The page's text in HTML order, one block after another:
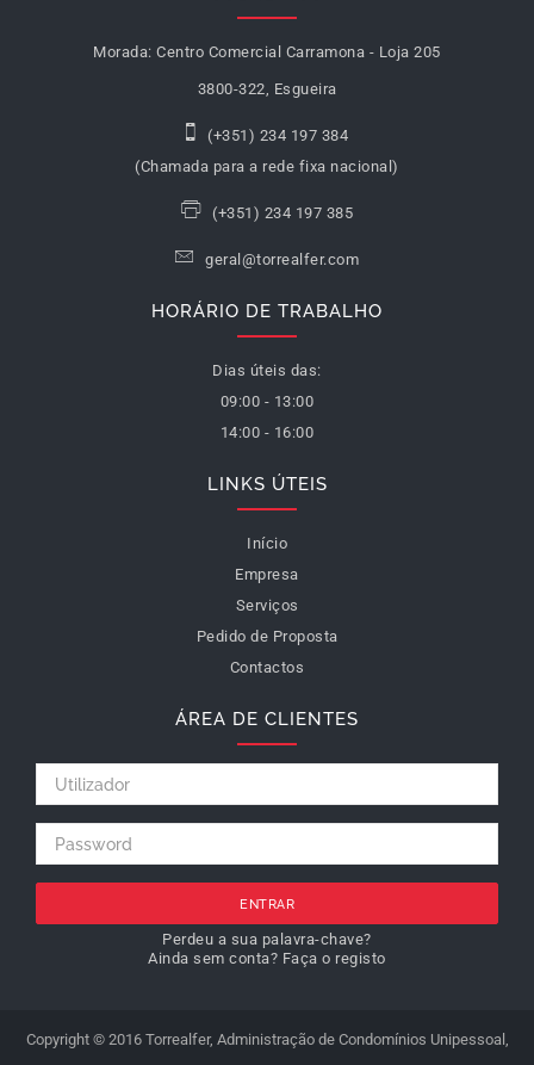
Morada: Centro Comercial Carramona - Loja 205
3800-322, Esgueira
(+351) 234 197 384
(Chamada para a rede fixa nacional)
(+351) 234 197 385
geral@torrealfer.com
HORÁRIO DE TRABALHO
Dias úteis das:
09:00 - 13:00
14:00 - 16:00
LINKS ÚTEIS
Início
Empresa
Serviços
Pedido de Proposta
Contactos
ÁREA DE CLIENTES
ENTRAR
Perdeu a sua palavra-chave?
Ainda sem conta? Faça o registo
Copyright © 2016 Torrealfer, Administração de Condomínios Unipessoal,